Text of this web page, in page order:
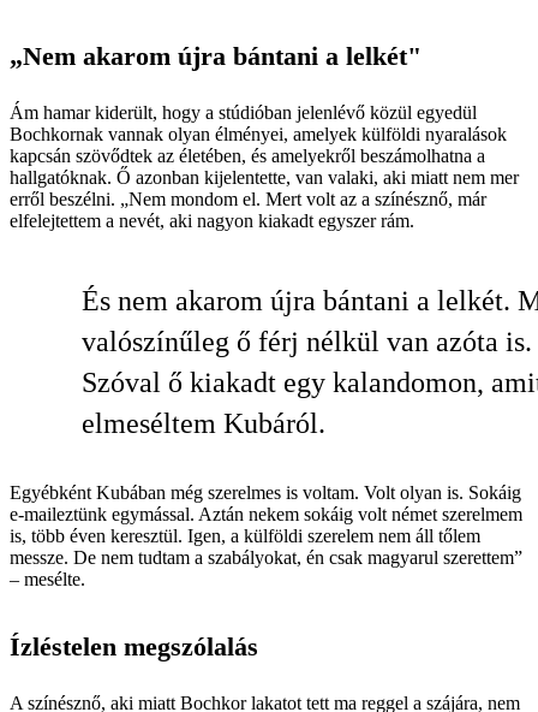
„Nem akarom újra bántani a lelkét"
Ám hamar kiderült, hogy a stúdióban jelenlévő közül egyedül
Bochkornak vannak olyan élményei, amelyek külföldi nyaralások
kapcsán szövődtek az életében, és amelyekről beszámolhatna a
hallgatóknak. Ő azonban kijelentette, van valaki, aki miatt nem mer
erről beszélni. „Nem mondom el. Mert volt az a színésznő, már
elfelejtettem a nevét, aki nagyon kiakadt egyszer rám.
És nem akarom újra bántani a lelkét.
valószínűleg ő férj nélkül van azóta is.
Szóval ő kiakadt egy kalandomon,
elmeséltem Kubáról.
Egyébként Kubában még szerelmes is voltam. Volt olyan is. Sokáig
e-maileztünk egymással. Aztán nekem sokáig volt német szerelmem
is, több éven keresztül. Igen, a külföldi szerelem nem áll tőlem
messze. De nem tudtam a szabályokat, én csak magyarul szerettem”
– mesélte.
Ízléstelen megszólalás
A színésznő, aki miatt Bochkor lakatot tett ma reggel a szájára, nem